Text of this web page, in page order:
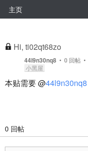
主页
Hi, ti02qt68zo
44l9n30nq8 • 0 回帖 •
小黑屋
本贴需要 @44l9n30nq8
0 回帖